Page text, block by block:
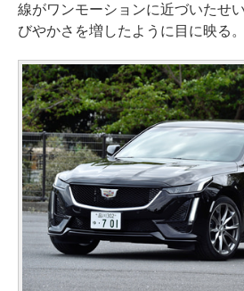
線がワンモーションに近づいたせ
びやかさを増したように目に映る。